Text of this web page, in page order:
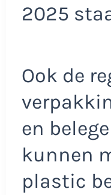
2025
Ook de
en
kunnen
plastic